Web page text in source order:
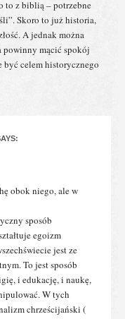
to z biblią – potrzebne
Skoro to już historia,
A jednak można
powinny mącić spokój
być celem historycznego
obok niego, ale w
sposób
egoizm
jest ze
To jest sposób
i edukację, i naukę,
W tych
chrześcijański (